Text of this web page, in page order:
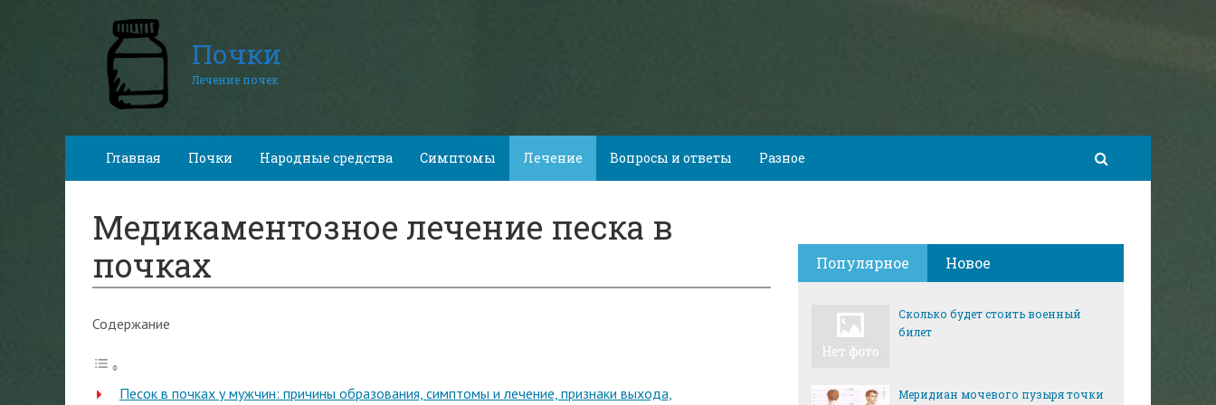
Почки
Лечение почек
Главная Почки Народные средства Симптомы Лечение Вопросы и ответы Разное
Медикаментозное лечение песка в
почках
Содержание
Песок в почках у мужчин: причины образования, симптомы и лечение, признаки выхода,
Популярное Новое
Сколько будет стоить военный
билет
Меридиан мочевого пузыря точки